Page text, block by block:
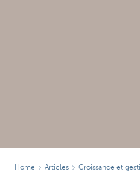
Home Articles Croissance et